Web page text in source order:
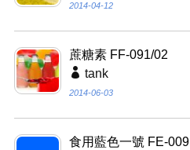
2014-04-12
蔗糖素 FF-091/02
tank
2014-06-03
食用藍色一號 FE-009